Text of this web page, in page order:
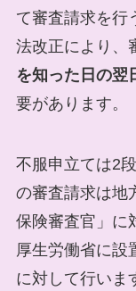
て審査請求を行
法改正により、
を知った日の翌
要があります。
不服申立ては2
の審査請求は地
保険審査官」に
厚生労働省に設
に対して行いま